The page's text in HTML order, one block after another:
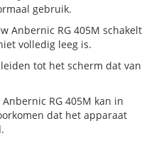
gebruik.
Anbernic RG 405M schakelt
volledig leeg is.
tot het scherm dat van
RG 405M kan in
dat het apparaat